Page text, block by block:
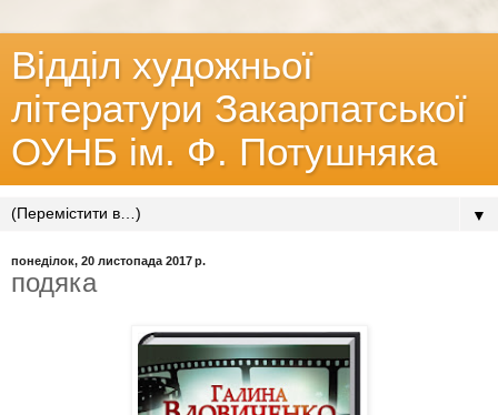
Відділ художньої
літератури Закарпатської
ОУНБ ім. Ф. Потушняка
▼
понеділок, 20 листопада 2017 р.
подяка